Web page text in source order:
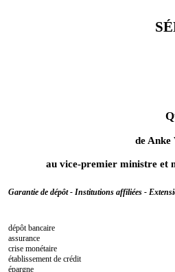
de Anke
au vice-premier ministre et
Garantie de dépôt - Institutions affiliées -
dépôt bancaire
assurance
crise monétaire
établissement de crédit
épargne